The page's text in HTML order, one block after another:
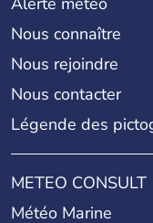
Nous connaître
Nous rejoindre
Nous contacter
Légende des
METEO CONSULT
Météo Marine